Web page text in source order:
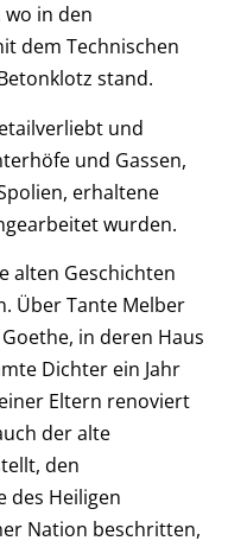
in den
dem Technischen
stand.
und
und Gassen,
erhaltene
wurden.
alten Geschichten
Über Tante Melber
in deren Haus
Dichter ein Jahr
Eltern renoviert
der alte
den
des Heiligen
Nation beschritten,